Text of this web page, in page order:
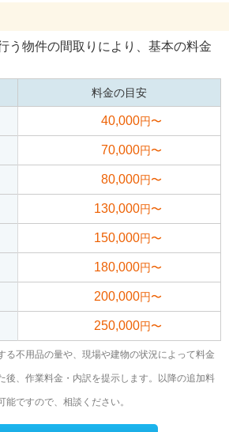
う物件の間取りにより、基本の料金
料金の目安
40,000円〜
70,000円〜
80,000円〜
130,000円〜
150,000円〜
180,000円〜
200,000円〜
250,000円〜
不用品の量や、現場や建物の状況によって料金
、作業料金・内訳を提示します。以降の追加料
ですので、相談ください。